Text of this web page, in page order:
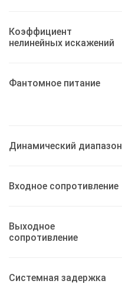
Коэффициент
нелинейных искажений
Фантомное питание
Динамический диапазон
Входное сопротивление
Выходное
сопротивление
Системная задержка